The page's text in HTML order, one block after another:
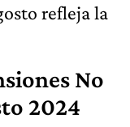
refleja la
No
2024